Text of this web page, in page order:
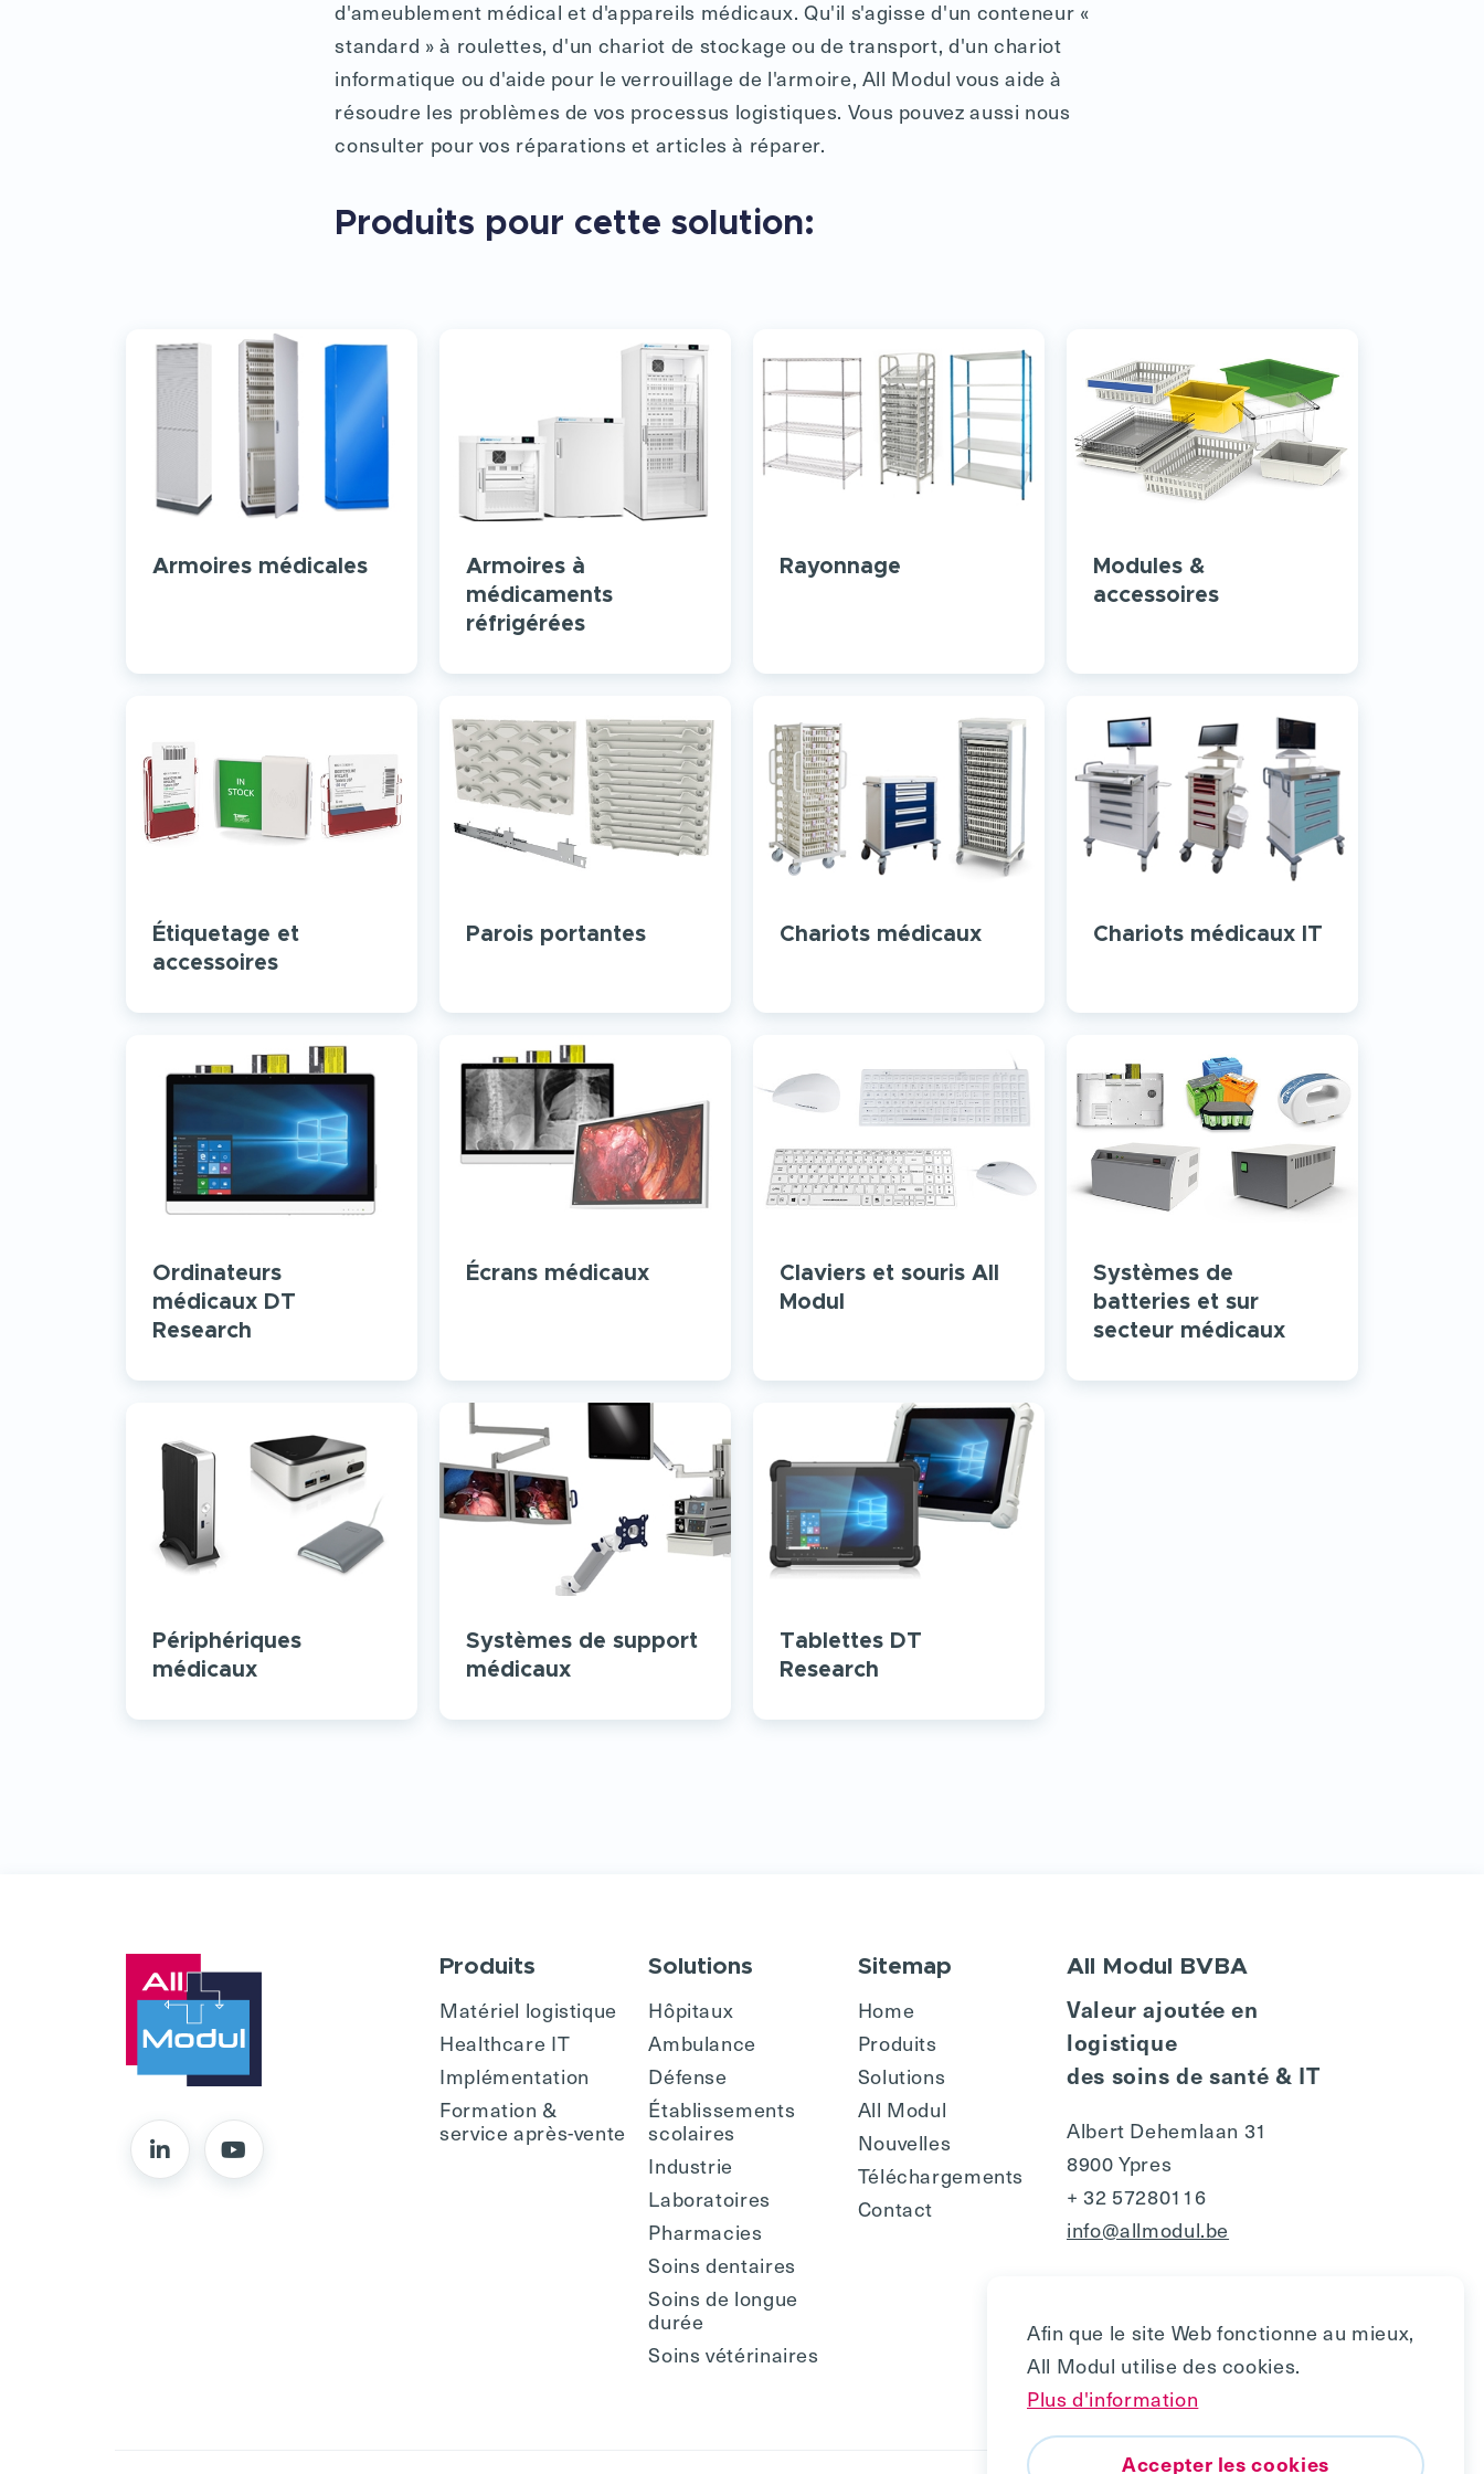
Afin que le site Web fonctionne au mieux,
All Modul utilise des cookies.
Plus d'information
Accepter les cookies
d'ameublement médical et d'appareils médicaux. Qu'il s'agisse d'un conteneur «
standard » à roulettes, d'un chariot de stockage ou de transport, d'un chariot
informatique ou d'aide pour le verrouillage de l'armoire, All Modul vous aide à
résoudre les problèmes de vos processus logistiques. Vous pouvez aussi nous
consulter pour vos réparations et articles à réparer.
Produits pour cette solution:
Armoires médicales
Armoires à
médicaments
réfrigérées
Rayonnage
Modules &
accessoires
Étiquetage et
accessoires
Parois portantes Chariots médicaux Chariots médicaux IT
Ordinateurs
médicaux DT
Research
Écrans médicaux
Claviers et souris All
Modul
Systèmes de
batteries et sur
secteur médicaux
Périphériques
médicaux
Systèmes de support
médicaux
Tablettes DT
Research
Produits
Matériel logistique
Healthcare IT
Implémentation
Formation &
service après-vente
Solutions
Hôpitaux
Ambulance
Défense
Établissements
scolaires
Industrie
Laboratoires
Pharmacies
Soins dentaires
Soins de longue
durée
Soins vétérinaires
Sitemap
Home
Produits
Solutions
All Modul
Nouvelles
Téléchargements
Contact
All Modul BVBA
Valeur ajoutée en
logistique
des soins de santé & IT
Albert Dehemlaan 31
8900 Ypres
+ 32 57280116
info@allmodul.be